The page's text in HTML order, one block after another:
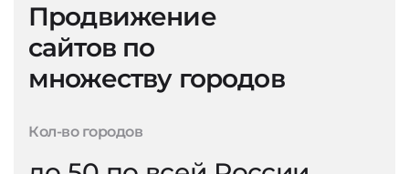
Продвижение
сайтов по
множеству городов
Кол-во городов